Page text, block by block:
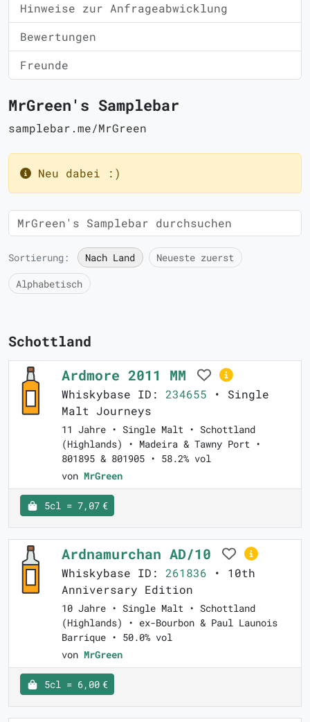
Hinweise zur Anfrageabwicklung
Bewertungen
Freunde
MrGreen's Samplebar
samplebar.me/MrGreen
Neu dabei :)
Sortierung: Nach Land
Neueste zuerst
Alphabetisch
Schottland
Ardmore 2011 MM
Whiskybase ID: 234655 • Single
Malt Journeys
11 Jahre • Single Malt • Schottland
(Highlands) • Madeira & Tawny Port •
801895 & 801905 • 58.2% vol
von MrGreen
5cl = 7,07 €
Ardnamurchan AD/10
Whiskybase ID: 261836 • 10th
Anniversary Edition
10 Jahre • Single Malt • Schottland
(Highlands) • ex-Bourbon & Paul Launois
Barrique • 50.0% vol
von MrGreen
5cl = 6,00 €